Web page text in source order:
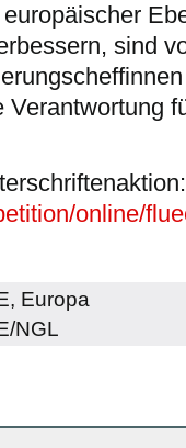
sind
online/
, Europa
NGL